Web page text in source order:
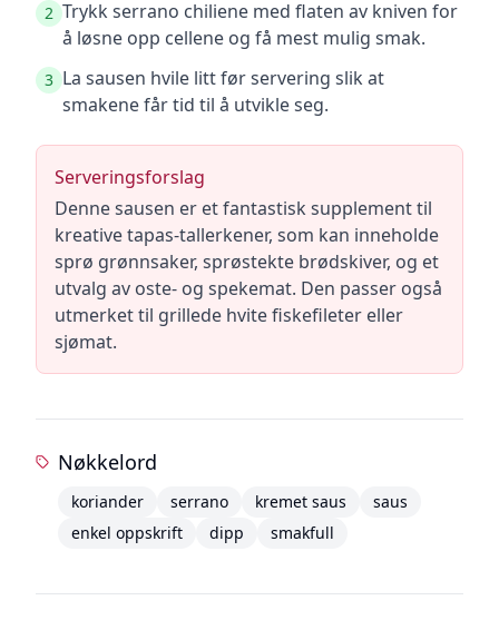
2 Trykk serrano chiliene med flaten av kniven for
å løsne opp cellene og få mest mulig smak.
3 La sausen hvile litt før servering slik at
smakene får tid til å utvikle seg.
Serveringsforslag
Denne sausen er et fantastisk supplement til
kreative tapas-tallerkener, som kan inneholde
sprø grønnsaker, sprøstekte brødskiver, og et
utvalg av oste- og spekemat. Den passer også
utmerket til grillede hvite fiskefileter eller
sjømat.
Nøkkelord
koriander serrano kremet saus
saus
enkel oppskrift
dipp smakfull